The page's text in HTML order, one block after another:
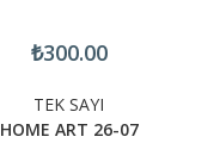
₺300.00
TEK SAYI
HOME ART 26-07